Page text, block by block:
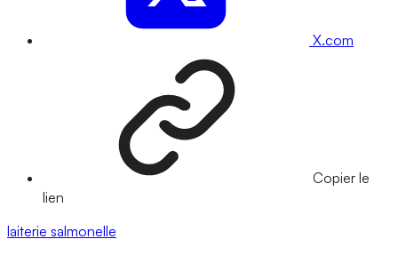
X.com
Copier le
lien
laiterie salmonelle